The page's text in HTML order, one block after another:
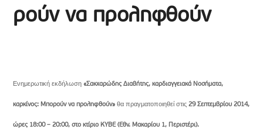
ρούν να προληφθούν
Ενημερωτική εκδήλωση«Σακχαρώδης Διαβήτης, καρδιαγγειακά Νοσήματα,
καρκίνος: Μπορούν να προληφθούν» θα πραγματοποιηθεί στις29 Σεπτεμβρίου 2014,
ώρες 18:00 – 20:00, στο κτίριο ΚΥΒΕ (Εθν. Μακαρίου 1, Περιστέρι).